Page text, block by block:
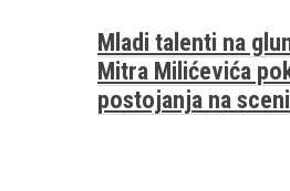
Mladi talenti na
Mitra Milićevića
postojanja na sceni